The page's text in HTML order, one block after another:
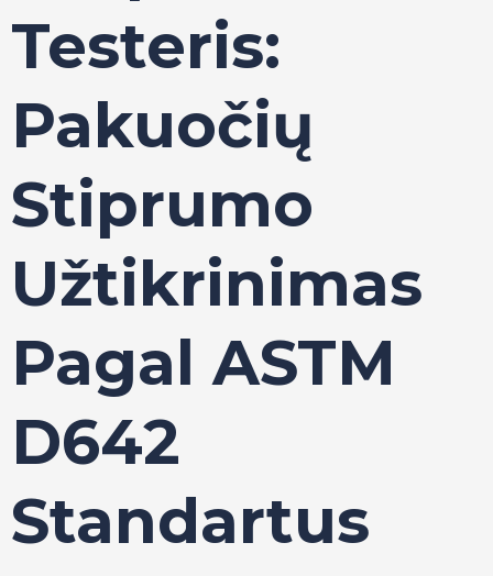
Testeris:
Pakuočių
Stiprumo
Užtikrinimas
Pagal ASTM
D642
Standartus